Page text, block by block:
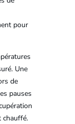
pour
Une
de
pauses
chauffé.